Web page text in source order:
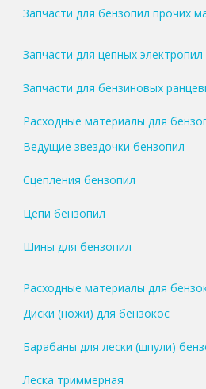
Запчасти для бензопил прочих
Запчасти для цепных электропил
Запчасти для бензиновых
Расходные материалы для
Ведущие звездочки бензопил
Сцепления бензопил
Цепи бензопил
Шины для бензопил
Расходные материалы для
Диски (ножи) для бензокос
Барабаны для лески (шпули)
Леска триммерная